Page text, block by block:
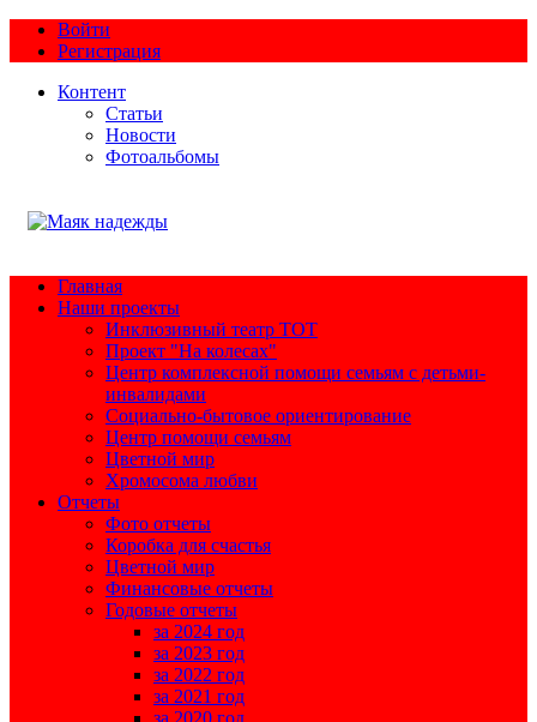
Войти
Регистрация
Контент
Статьи
Новости
Фотоальбомы
Главная
Наши проекты
Инклюзивный театр ТОТ
Проект "На колесах"
Центр комплексной помощи семьям с детьми-
инвалидами
Социально-бытовое ориентирование
Центр помощи семьям
Цветной мир
Хромосома любви
Отчеты
Фото отчеты
Коробка для счастья
Цветной мир
Финансовые отчеты
Годовые отчеты
за 2024 год
за 2023 год
за 2022 год
за 2021 год
за 2020 год